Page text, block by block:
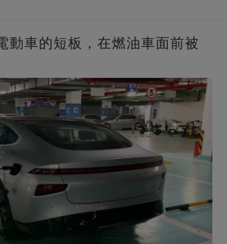
動車的短板，在燃油車面前被